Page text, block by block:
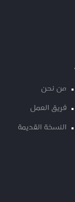
من نحن
فريق العمل
النسخة القديمة